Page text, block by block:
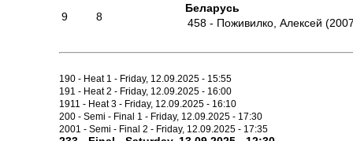
9 8
Беларусь
458 - Поживилко, Алексей
190 - Heat 1 - Friday, 12.09.2025 - 15:55
191 - Heat 2 - Friday, 12.09.2025 - 16:00
1911 - Heat 3 - Friday, 12.09.2025 - 16:10
200 - Semi - Final 1 - Friday, 12.09.2025 - 17:30
2001 - Semi - Final 2 - Friday, 12.09.2025 - 17:35